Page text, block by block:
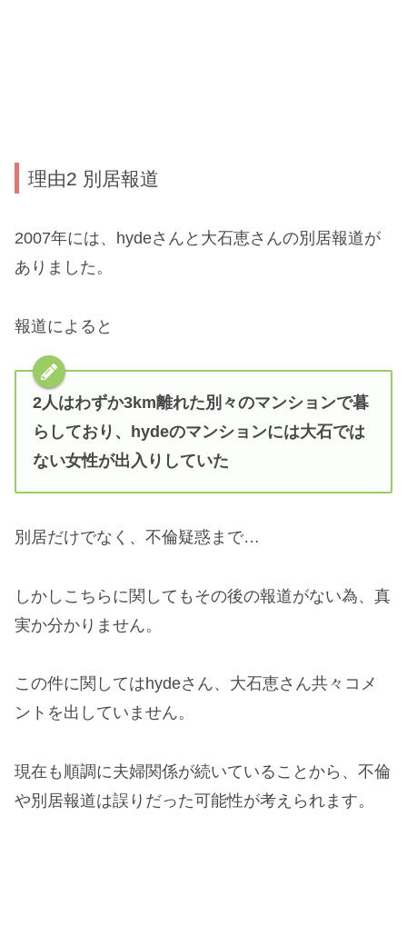
理由2 別居報道
2007年には、hydeさんと大石恵さんの別居報道が
ありました。
報道によると
2人はわずか3km離れた別々のマンションで暮
らしており、hydeのマンションには大石では
ない女性が出入りしていた
別居だけでなく、不倫疑惑まで…
しかしこちらに関してもその後の報道がない為、真
実か分かりません。
この件に関してはhydeさん、大石恵さん共々コメ
ントを出していません。
現在も順調に夫婦関係が続いていることから、不倫
や別居報道は誤りだった可能性が考えられます。